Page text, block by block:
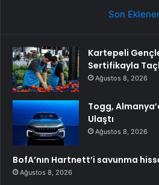
Son
Kartepeli
Sertifikayla
Ağustos 8, 2026
Togg,
Ulaştı
Ağustos 8, 2026
BofA’nın Hartnett’i savunma
Ağustos 8, 2026